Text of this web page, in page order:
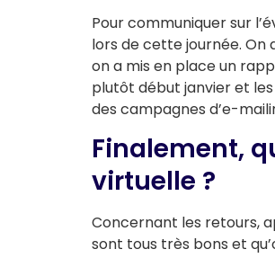
Pour communiquer sur
lors de cette journée. On
on a mis en place un
plutôt début janvier et les
des campagnes d’e-
Finalement,
virtuelle ?
Concernant les retours,
sont tous très bons et